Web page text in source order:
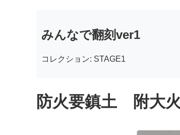
みんなで翻刻ver1
コレクション: STAGE1
防火要鎮土 附大